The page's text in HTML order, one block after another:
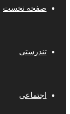
صفحه نخست
تندرستی
اجتماعی